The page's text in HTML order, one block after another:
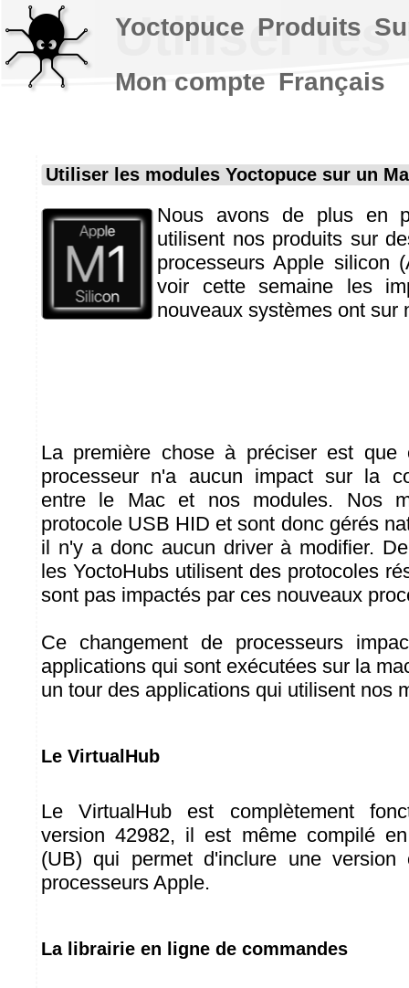
Utiliser les
Utiliser les modules Yoctopuce sur un
Nous avons de plus en
utilisent nos produits sur
processeurs Apple silicon
voir cette semaine les
nouveaux systèmes ont sur
La première chose à préciser est que
processeur n'a aucun impact sur la
entre le Mac et nos modules. Nos
protocole USB HID et sont donc gérés
il n'y a donc aucun driver à modifier.
les YoctoHubs utilisent des protocoles
sont pas impactés par ces nouveaux
Ce changement de processeurs
applications qui sont exécutées sur la
un tour des applications qui utilisent nos
Le VirtualHub
Le VirtualHub est complètement
version 42982, il est même compilé
(UB) qui permet d'inclure une version
processeurs Apple.
La librairie en ligne de commandes
Yoctopuce Produits
Mon compte Français